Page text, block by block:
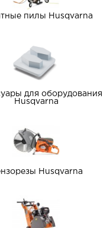
пилы Husqvarna
для оборудования
Husqvarna
Husqvarna